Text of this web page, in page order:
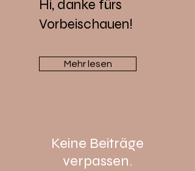
Hi, danke fürs
Vorbeischauen!
Mehr lesen
Keine Beiträge
verpassen.